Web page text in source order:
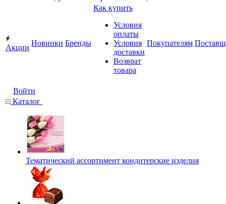
Акции
Новинки Бренды
Как купить
Условия
оплаты
Условия
доставки
Возврат
товара
Покупателям
Войти
Каталог
Тематический ассортимент кондитерские изделия